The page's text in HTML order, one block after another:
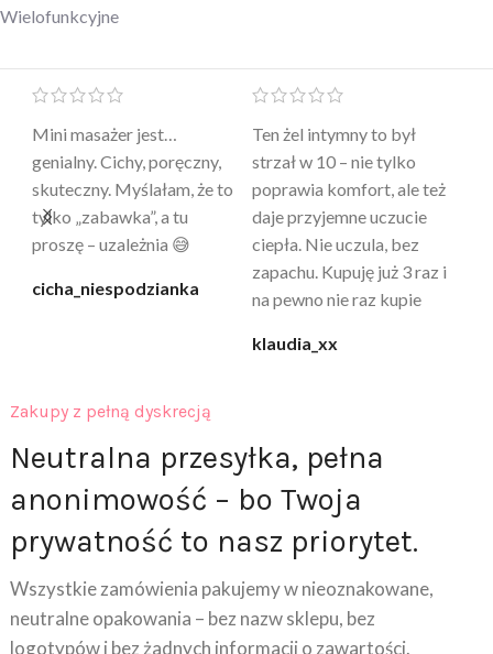
Wielofunkcyjne
Mini masażer jest…
genialny. Cichy, poręczny,
skuteczny. Myślałam, że to
tylko „zabawka”, a tu
proszę – uzależnia 😅
cicha_niespodzianka
Ten żel intymny to był
strzał w 10 – nie tylko
poprawia komfort, ale też
daje przyjemne uczucie
ciepła. Nie uczula, bez
zapachu. Kupuję już 3 raz i
na pewno nie raz kupie
klaudia_xx
Zakupy z pełną dyskrecją
Neutralna przesyłka, pełna
anonimowość – bo Twoja
prywatność to nasz priorytet.
Wszystkie zamówienia pakujemy w nieoznakowane,
neutralne opakowania – bez nazw sklepu, bez
logotypów i bez żadnych informacji o zawartości.